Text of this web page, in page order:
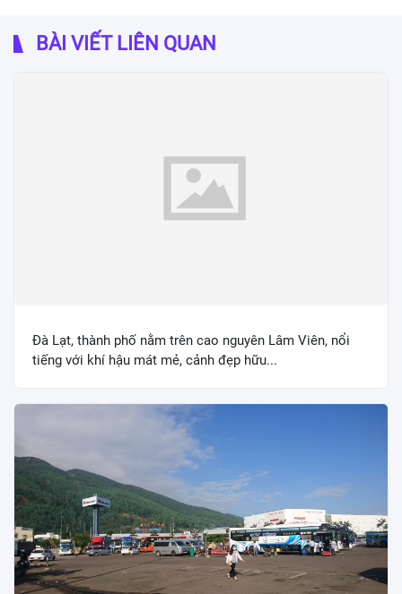
BÀI VIẾT LIÊN QUAN
Đà Lạt, thành phố nằm trên cao nguyên Lâm Viên, nổi
tiếng với khí hậu mát mẻ, cảnh đẹp hữu...